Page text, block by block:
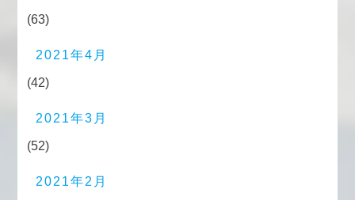
(63)
2021年4月
(42)
2021年3月
(52)
2021年2月